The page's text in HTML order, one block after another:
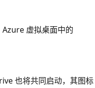
虚拟桌面中的
也将共同启动，其图标